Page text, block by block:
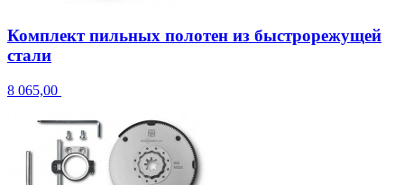
Комплект пильных полотен из быстрорежущей
стали
8 065,00